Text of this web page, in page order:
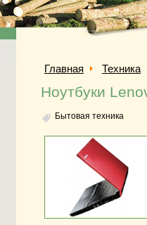
Главная Техника
Ноутбуки
Бытовая техника